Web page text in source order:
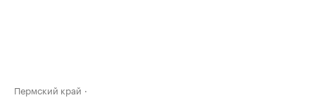
Пермский край